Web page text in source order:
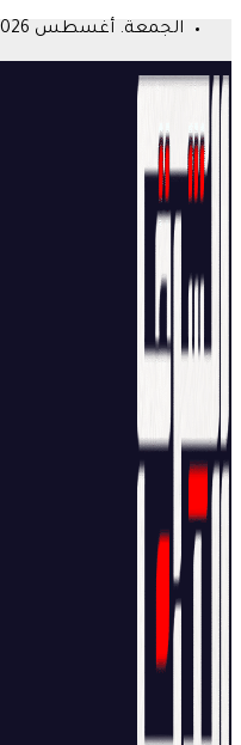
content
الجمعة. أغسطس 7th, 2026